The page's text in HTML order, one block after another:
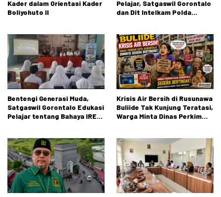
Kader dalam Orientasi Kader
Boliyohuto II
Pelajar, Satgaswil Gorontalo
dan Dit Intelkam Polda
Negeri 1 Kabila
Bentengi Generasi Muda,
Satgaswil Gorontalo Edukasi
Pelajar tentang Bahaya IRET,
Krisis Air Bersih di Rusunawa
Buliide Tak Kunjung Teratasi,
Warga Minta Dinas Perkim